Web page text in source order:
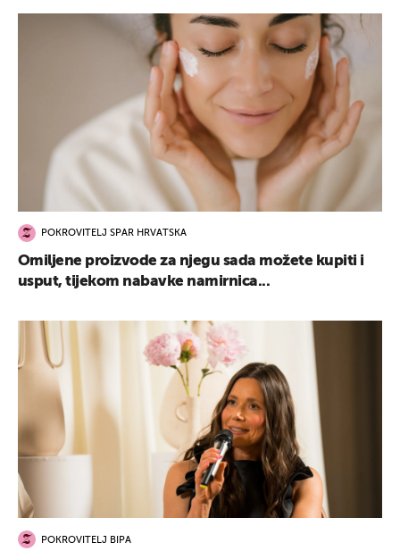
POKROVITELJ SPAR HRVATSKA
Omiljene proizvode za njegu sada možete kupiti i
usput, tijekom nabavke namirnica...
POKROVITELJ BIPA